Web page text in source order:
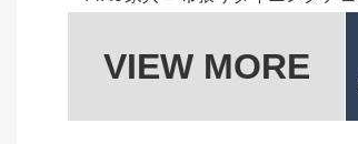
VIEW MORE